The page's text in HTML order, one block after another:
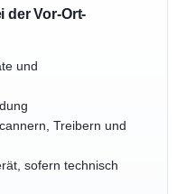
der Vor-Ort-
und
Treibern und
sofern technisch